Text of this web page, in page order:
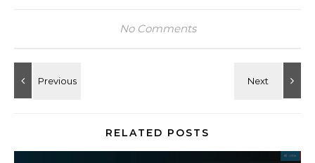
No Comments
RELATED POSTS